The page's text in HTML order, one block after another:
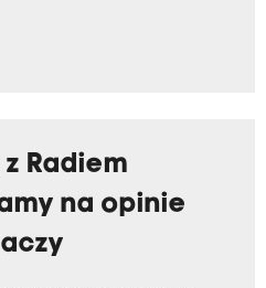
Radiem
na opinie